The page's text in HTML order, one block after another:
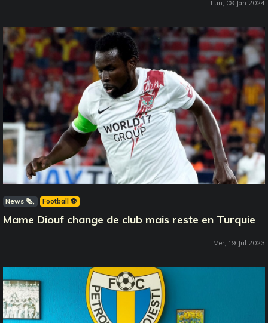
Lun, 08 Jan 2024
News 🗞️ Football ⚽️
Mame Diouf change de club mais reste en Turquie
Mer, 19 Jul 2023